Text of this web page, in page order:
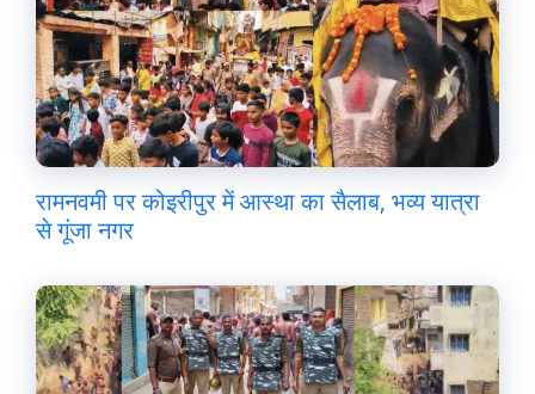
रामनवमी पर कोइरीपुर में आस्था का सैलाब, भव्य यात्रा
से गूंजा नगर